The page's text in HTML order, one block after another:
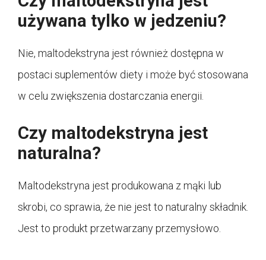
używana tylko w jedzeniu?
Nie, maltodekstryna jest również dostępna w
postaci suplementów diety i może być stosowana
w celu zwiększenia dostarczania energii.
Czy maltodekstryna jest
naturalna?
Maltodekstryna jest produkowana z mąki lub
skrobi, co sprawia, że ​​nie jest to naturalny składnik.
Jest to produkt przetwarzany przemysłowo.